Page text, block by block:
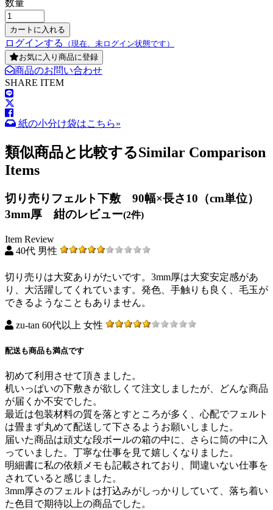
数量
ログインする
（現在、未ログイン状態です）
お気に入り商品に登録
商品のお問い合わせ
SHARE ITEM
紙の小分け袋はこちら»
類似商品と比較するSimilar Comparison
Items
切り売りフェルト下敷 90幅×長さ10（cm単位）
3mm厚 紺のレビュー(2件)
Item Review
40代 男性
切り売りは大変ありがたいです。3mm厚は大変安定感があ
り、大活躍してくれています。発色、手触りも良く、毛玉が
できるようなこともありません。
zu-tan 60代以上 女性
配送も商品も満点です
初めて利用させて頂きました。
机いっぱいの下敷きが欲しくて注文しましたが、どんな商品
が届くか不安でした。
最近は包装材料の質を落とすところが多く、心配でフェルト
は畳まず丸めて配送して下さるようお願いしました。
届いた商品は頑丈な段ボールの箱の中に、さらに筒の中に入
っていました。丁寧な仕事を見て嬉しくなりました。
明細書に私の依頼メモも記載されており、間違いない仕事を
されていると感じました。
3mm厚さのフェルトは打込みがしっかりしていて、落ち着い
た色目で期待以上の商品でした。